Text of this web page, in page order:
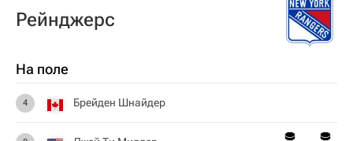
Рейнджерс
На поле
4 Брейден Шнайдер